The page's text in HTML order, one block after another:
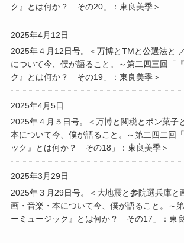
ク』とは何か？ その20」：東良美季＞
2025年4月12日
2025年４月12日号。＜万博とTMと公選法と
について今、僕が語ること。～第二四三回「
ク』とは何か？ その19」：東良美季＞
2025年4月5日
2025年４月５日号。＜万博と関税とポン菓子
本について今、僕が語ること。～第二四二回
ック』とは何か？ その18」：東良美季＞
2025年3月29日
2025年３月29日号。＜大地震と参院選兵庫と
画・音楽・本について今、僕が語ること。～
ーミュージック』とは何か？ その17」：東